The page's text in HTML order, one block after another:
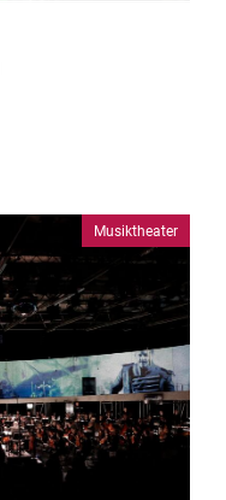
Musiktheater